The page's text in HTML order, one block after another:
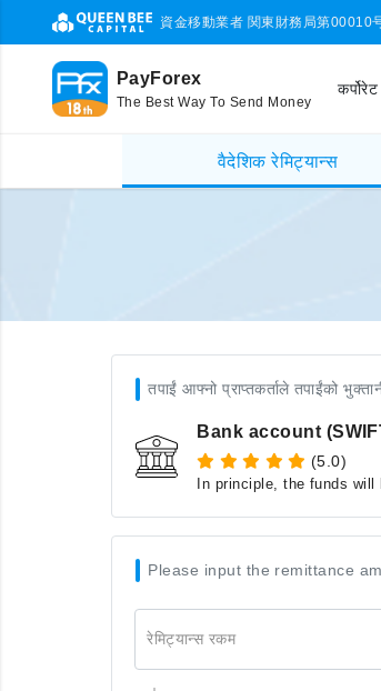
資金移動業者 関東財務局第00010
PayForex
The Best Way To Send Money
वैदेशिक रेमिट्यान्स
तपाईं आफ्नो प्राप्तकर्ताले तपाईंको
Bank account
(5.0)
In principle, the funds
Please input the remittance
रेमिट्यान्स रकम